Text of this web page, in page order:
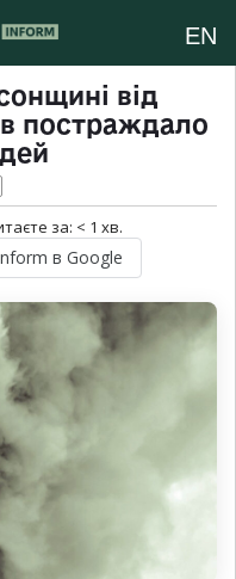
EN
від
постраждало
за: < 1 хв.
в Google